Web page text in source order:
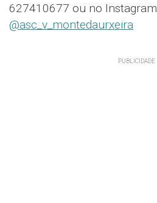
627410677 ou no Instagram
@asc_v_montedaurxeira